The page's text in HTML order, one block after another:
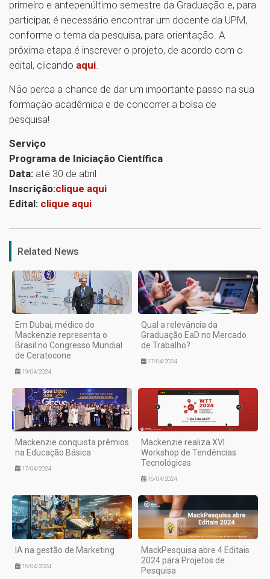
primeiro e antepenúltimo semestre da Graduação e, para
participar, é necessário encontrar um docente da UPM,
conforme o tema da pesquisa, para orientação. A
próxima etapa é inscrever o projeto, de acordo com o
edital, clicando aqui
Não perca a chance de dar um importante passo na sua
formação acadêmica e de concorrer a bolsa de
pesquisa!
Serviço
Programa de Iniciação Científica
Data: até 30 de abril
Inscrição:clique aqui
Edital: clique aqui
Related News
Em Dubai, médico do
Mackenzie representa o
Brasil no Congresso Mundial
de Ceratocone
19/04/2024
Qual a relevância da
Graduação EaD no Mercado
de Trabalho?
17/04/2024
Mackenzie conquista prêmios
na Educação Básica
17/04/2024
Mackenzie realiza XVI
Workshop de Tendências
Tecnológicas
16/04/2024
IA na gestão de Marketing
16/04/2024
MackPesquisa abre 4 Editais
2024 para Projetos de
Pesquisa